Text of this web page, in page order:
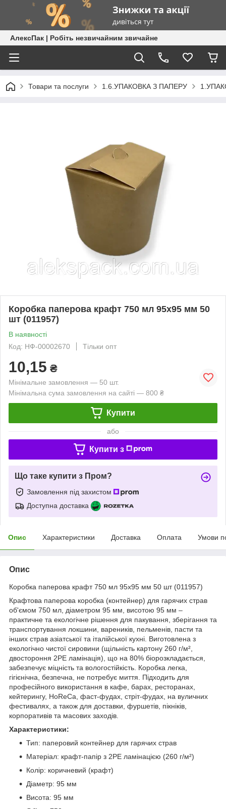
АлексПак | Робіть незвичайним звичайне
Товари та послуги 1.6.УПАКОВКА З ПАПЕРУ
Коробка паперова крафт 750 мл 95х95 мм 50
шт (011957)
В наявності
Код: НФ-00002670
Тільки опт
10,15 ₴
Мінімальне замовлення — 50 шт.
Мінімальна сума замовлення на сайті — 800 ₴
Купити
або
Купити з
Що таке купити з Пром?
Замовлення під захистом
Доступна доставка
Опис Характеристики Доставка Оплата Умови
Опис
Коробка паперова крафт 750 мл 95х95 мм 50 шт (011957)
Крафтова паперова коробка (контейнер) для гарячих страв
об'ємом 750 мл, діаметром 95 мм, висотою 95 мм –
практичне та екологічне рішення для пакування, зберігання та
транспортування локшини, вареників, пельменів, пасти та
інших страв азіатської та італійської кухні. Виготовлена з
екологічно чистої сировини (щільність картону 260 г/м²,
двостороння 2PE ламінація), що на 80% біорозкладається,
забезпечує міцність та вологостійкість. Коробка легка,
гігієнічна, безпечна, не потребує миття. Підходить для
професійного використання в кафе, барах, ресторанах,
кейтерингу, HoReCa, фаст-фудах, стріт-фудах, на вуличних
фестивалях, а також для доставки, фуршетів, пікніків,
корпоративів та масових заходів.
Характеристики:
Тип: паперовий контейнер для гарячих страв
Матеріал: крафт-папір з 2PE ламінацією (260 г/м²)
Колір: коричневий (крафт)
Діаметр: 95 мм
Висота: 95 мм